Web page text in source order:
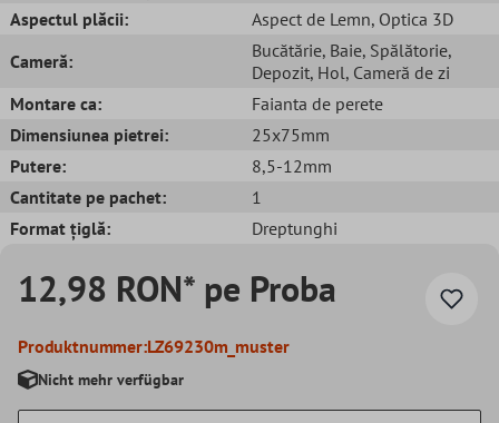
Aspectul plăcii:
Aspect de Lemn, Optica 3D
Cameră:
Bucătărie, Baie, Spălătorie,
Depozit, Hol, Cameră de zi
Montare ca:
Faianta de perete
Dimensiunea pietrei:
25x75mm
Putere:
8,5-12mm
Cantitate pe pachet:
1
Format țiglă:
Dreptunghi
12,98 RON* pe Proba
Produktnummer:LZ69230m_muster
Nicht mehr verfügbar